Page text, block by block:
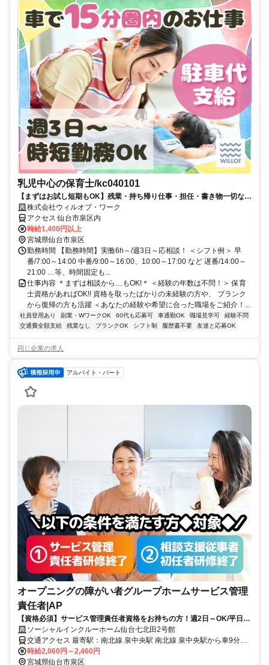
乳児中心の保育士/kc040101
【まずはお試し短期もOK】残業・持ち帰り仕事・担任・書き物一切なし
の補助のお仕事♪/◎
株式会社ウィルオブ・ワーク
アクセス 仙台市泉区内
時給1,400円以上
宮城県仙台市泉区
勤務時間 【勤務時間】実働6h～/週3日～応相談！ ＜シフト例＞ 早
番/7:00～14:00 中番/9:00～16:00、10:00～17:00 など 遅番/14:00～
21:00 …等、時間固定も...
仕事内容 ＊まずは相談から…もOK!＊ ＜経験の年数は不問！＞ 保育
士資格があればOK!! 資格を取ったばかりの未経験の方や、 ブランク
から復帰の方も活躍 ＜あなたの経験や希望に合った職場をご紹介！...
社員登用あり 副業・WワークOK 60代も応募可 車通勤OK 職場見学可
経験不問
交通費全額支給
残業なし ブランクOK シフト制 履歴書不要 友達と応募OK
同じ企業の求人
アルバイト・パート
オープニングの障がい者グループホームサービス管理
責任者|AP
【資格必須】サービス管理責任者資格をお持ちの方！週2日～OK/平日の
みOK/残業ほぼなし！家庭や私生活と無理なく両立◎
ソーシャルインクルーホーム仙台七北田2号館
交通アクセス 最寄駅：南北線 泉中央駅 南北線 泉中央駅から車9分
「ヨークベニマル泉将監店様」から車5分
時給2,060円～2,460円
宮城県仙台市泉区